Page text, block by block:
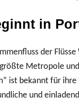
in
der
Metropole
ist bekannt für
und